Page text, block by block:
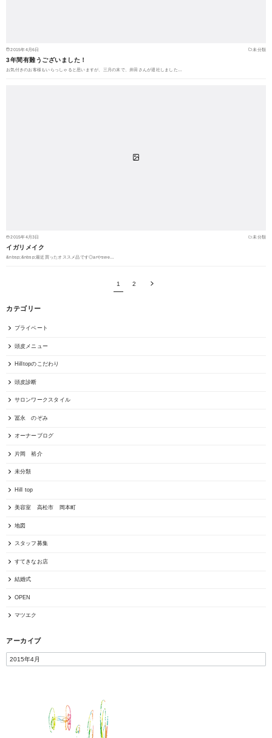
2015年4月6日 未分類
3年間有難うございました！
お気付きのお客様もいらっしゃると思いますが、三月の末で、井田さんが退社しました…
2015年4月3日 未分類
イガリメイク
&nbsp;&nbsp;最近買ったオススメ品です◎arやswe…
1 2
カテゴリー
プライベート
頭皮メニュー
Hilltopのこだわり
頭皮診断
サロンワークスタイル
冨永 のぞみ
オーナーブログ
片岡 裕介
未分類
Hill top
美容室 高松市 岡本町
地図
スタッフ募集
すてきなお店
結婚式
OPEN
マツエク
アーカイブ